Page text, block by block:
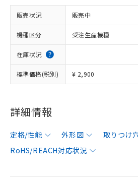
販売状況 販売中
機種区分 受注生産機種
在庫状況
標準価格(税別) ¥ 2,900
詳細情報
定格/性能 外形図 取りつけ
RoHS/REACH対応状況